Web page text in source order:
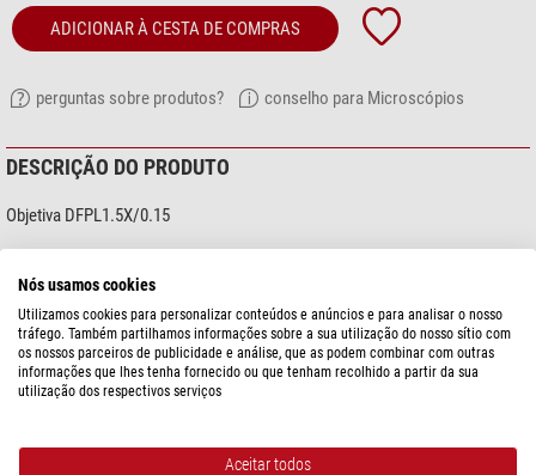
ADICIONAR À CESTA DE COMPRAS
perguntas sobre produtos? conselho para Microscópios
DESCRIÇÃO DO PRODUTO
Objetiva DFPL1.5X/0.15
para SZX7, SZX9, SZX10.
Ampliação 1,5x,
Abertura numérica 0,15,
distância de trabalho 45,5 mm.
mostre mais...
Nós usamos cookies
Utilizamos cookies para personalizar conteúdos e anúncios e para analisar o nosso
tráfego. Também partilhamos informações sobre a sua utilização do nosso sítio com
os nossos parceiros de publicidade e análise, que as podem combinar com outras
informações que lhes tenha fornecido ou que tenham recolhido a partir da sua
utilização dos respectivos serviços
Aceitar todos